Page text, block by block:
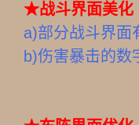
★战斗界面美化
a)部分战斗界面
b)伤害暴击的数